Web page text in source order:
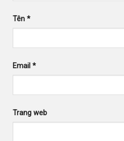
Tên *
Email *
Trang web